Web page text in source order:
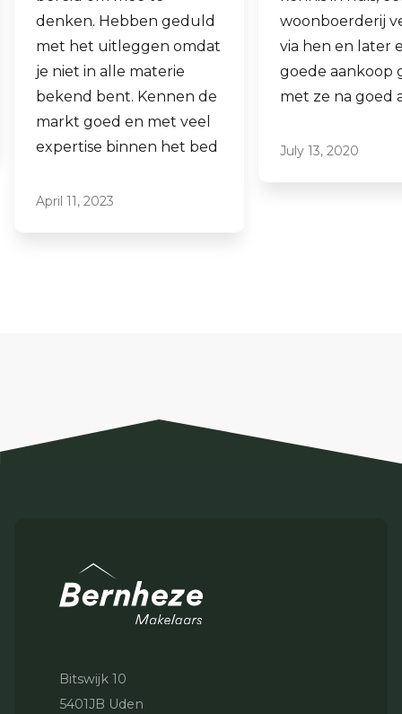
woonboerderij verkocht
via hen en later een
goede aankoop gedaan
met ze na goed advies.
July 13, 2020
ook een
aankopen.
Laagdrempelig
professioneel,
Bitswijk 10
5401JB Uden